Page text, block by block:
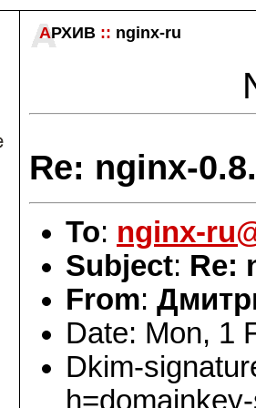
АРХИВ :: nginx-ru
Re: nginx-
To: nginx-
Subject: Re:
From:
Date: Mon, 1
Dkim-